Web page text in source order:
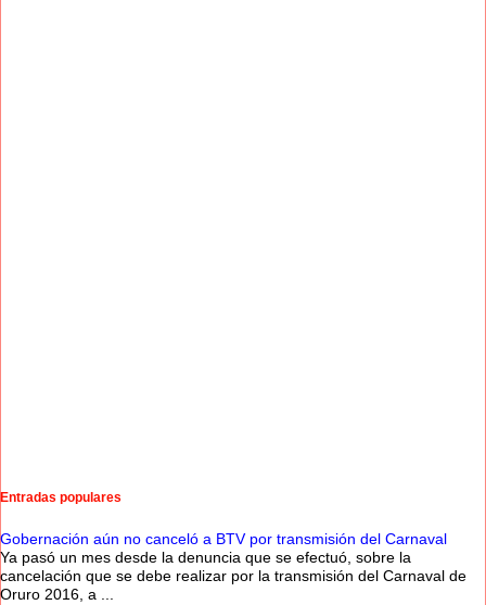
Entradas populares
Gobernación aún no canceló a BTV por transmisión del Carnaval
Ya pasó un mes desde la denuncia que se efectuó, sobre la
cancelación que se debe realizar por la transmisión del Carnaval de
Oruro 2016, a ...